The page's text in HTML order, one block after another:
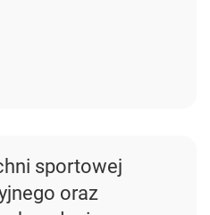
sportowej
oraz